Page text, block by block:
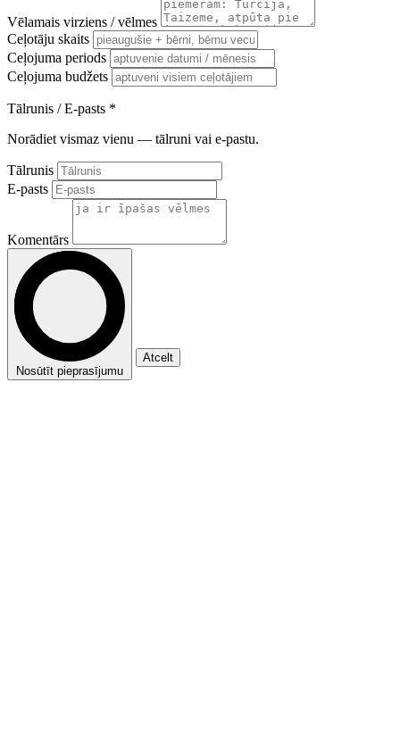
Vēlamais virziens / vēlmes
Ceļotāju skaits
Ceļojuma periods
Ceļojuma budžets
Tālrunis / E-pasts *
Norādiet vismaz vienu — tālruni vai e-pastu.
Tālrunis
E-pasts
Komentārs
Nosūtīt pieprasījumu
Atcelt